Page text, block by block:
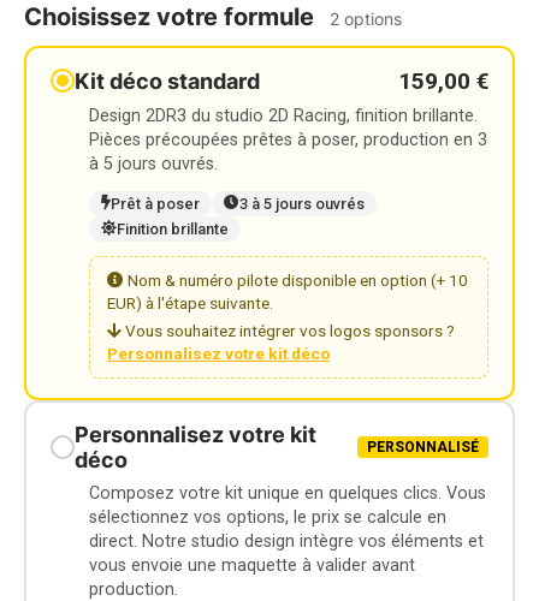
Choisissez votre formule 2 options
Kit déco standard 159,00 €
Design 2DR3 du studio 2D Racing, finition brillante.
Pièces précoupées prêtes à poser, production en 3
à 5 jours ouvrés.
Prêt à poser
3 à 5 jours ouvrés
Finition brillante
Nom & numéro pilote disponible en option (+ 10
EUR) à l'étape suivante.
Vous souhaitez intégrer vos logos sponsors ?
Personnalisez votre kit déco
Personnalisez votre kit
déco
PERSONNALISÉ
Composez votre kit unique en quelques clics. Vous
sélectionnez vos options, le prix se calcule en
direct. Notre studio design intègre vos éléments et
vous envoie une maquette à valider avant
production.